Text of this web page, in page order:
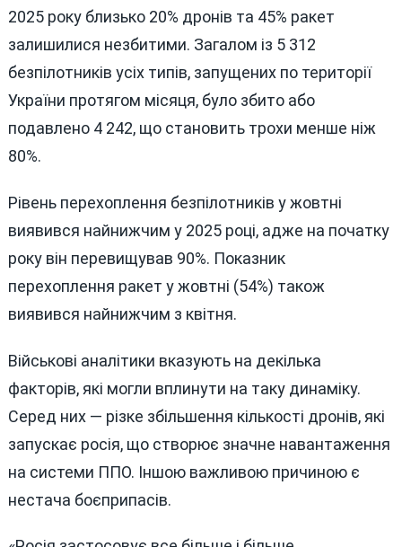
2025 року близько 20% дронів та 45% ракет
залишилися незбитими. Загалом із 5 312
безпілотників усіх типів, запущених по території
України протягом місяця, було збито або
подавлено 4 242, що становить трохи менше ніж
80%.
Рівень перехоплення безпілотників у жовтні
виявився найнижчим у 2025 році, адже на початку
року він перевищував 90%. Показник
перехоплення ракет у жовтні (54%) також
виявився найнижчим з квітня.
Військові аналітики вказують на декілька
факторів, які могли вплинути на таку динаміку.
Серед них — різке збільшення кількості дронів, які
запускає росія, що створює значне навантаження
на системи ППО. Іншою важливою причиною є
нестача боєприпасів.